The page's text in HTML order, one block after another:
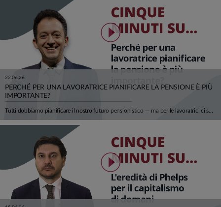
22.06.26
PERCHÉ PER UNA LAVORATRICE PIANIFICARE LA PENSIONE È PIÙ
IMPORTANTE?
Tutti dobbiamo pianificare il nostro futuro pensionistico — ma per le lavoratrici ci sono cinque motivi in più per farlo con urgenza. In questo episodio Andrea Carbone di Smileconomy li analizza uno per uno, con dati concreti e una prospettiva che riguarda milioni di donne in Italia. Le retribuzioni femminili sono in media il 22% più basse di quelle maschili, anche a causa di maternità, part-time e carriere discontinue. Nel sistema contributivo, guadagnare meno significa versare meno contributi: le neo-pensionate del 2024 hanno ricevuto assegni inferiori del 29% rispetto ai neo-pensionati. A questo si aggiunge un'attesa di vita di quasi 3 anni superiore a quella maschile a 65 anni: più tempo da coprire, con meno risorse disponibili. Ma non finisce qui. Vivere più a lungo espone a una maggiore probabilità di non autosufficienza — dopo i 75 anni una donna su due ha limitazioni nelle attività quotidiane — e, dato che le spose sono mediamente più giovani degli sposi di circa 3 anni, c'è una concreta probabilità di affrontare in media 6 anni di longevità da sola, senza il supporto del partner. Cinque ragioni per cui pianificare una rendita integrativa — attraverso i fondi pensione — e riflettere per tempo sui propri bisogni sanitari e assistenziali non è un'opzione, ma una priorità.